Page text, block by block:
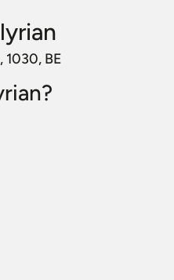
1030, BE